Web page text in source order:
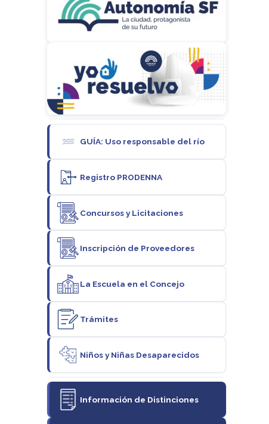
GUÍA: Uso responsable del río
Registro PRODENNA
Concursos y Licitaciones
Inscripción de Proveedores
La Escuela en el Concejo
Trámites
Niños y Niñas Desaparecidos
Información de Distinciones